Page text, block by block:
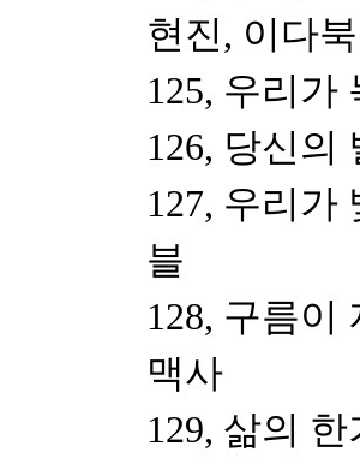
현진, 이다
125, 우리가
126, 당신의
127, 우리가
블
128, 구름이
맥사
129, 삶의